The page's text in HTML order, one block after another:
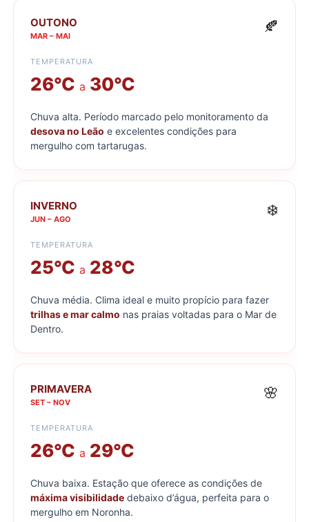
OUTONO
MAR – MAI
🍂
TEMPERATURA
26°C a 30°C
Chuva alta. Período marcado pelo monitoramento da
desova no Leão e excelentes condições para
mergulho com tartarugas.
INVERNO
JUN – AGO
❄️
TEMPERATURA
25°C a 28°C
Chuva média. Clima ideal e muito propício para fazer
trilhas e mar calmo nas praias voltadas para o Mar de
Dentro.
PRIMAVERA
SET – NOV
🌸
TEMPERATURA
26°C a 29°C
Chuva baixa. Estação que oferece as condições de
máxima visibilidadedebaixo d’água, perfeita para o
mergulho em Noronha.